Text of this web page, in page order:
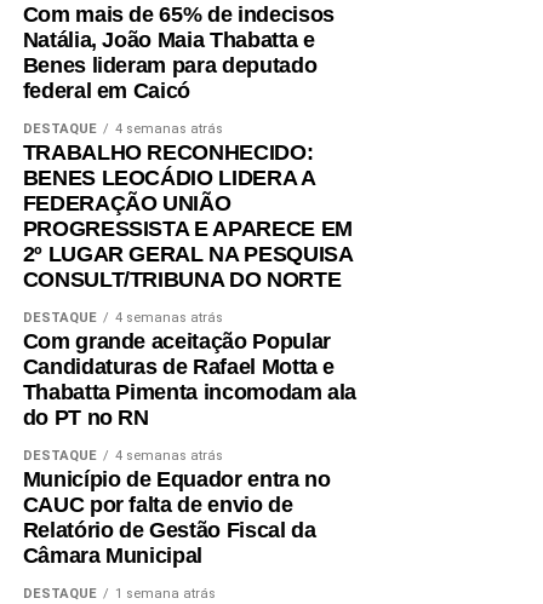
do Seridó, como Ouro Branco, Cruzeta, Jardim do Seridó
e Acari, apresentam indicadores semelhantes em razão
da combinação entre atividade industrial, pecuária
leiteira, comércio, setor público e indicadores de
desenvolvimento humano superiores aos registrados em
boa parte do interior potiguar.
Fonte: Fonte: www.mds.gov.br
Com mais de 65% de indecisos
Natália, João Maia Thabatta e
Benes lideram para deputado
federal em Caicó
DESTAQUE 4 semanas atrás
TRABALHO RECONHECIDO:
BENES LEOCÁDIO LIDERA A
FEDERAÇÃO UNIÃO
PROGRESSISTA E APARECE EM
2º LUGAR GERAL NA PESQUISA
CONSULT/TRIBUNA DO NORTE
DESTAQUE 4 semanas atrás
Com grande aceitação Popular
Candidaturas de Rafael Motta e
Thabatta Pimenta incomodam ala
do PT no RN
DESTAQUE 4 semanas atrás
Município de Equador entra no
CAUC por falta de envio de
Relatório de Gestão Fiscal da
Câmara Municipal
DESTAQUE 1 semana atrás